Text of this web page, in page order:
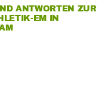
ANTWORTEN ZUR
EM IN